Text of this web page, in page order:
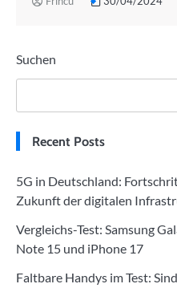
Suchen
Recent Posts
5G in Deutschland:
Zukunft der digitalen
Vergleichs-Test: Samsung
Note 15 und iPhone 17
Faltbare Handys im Test: